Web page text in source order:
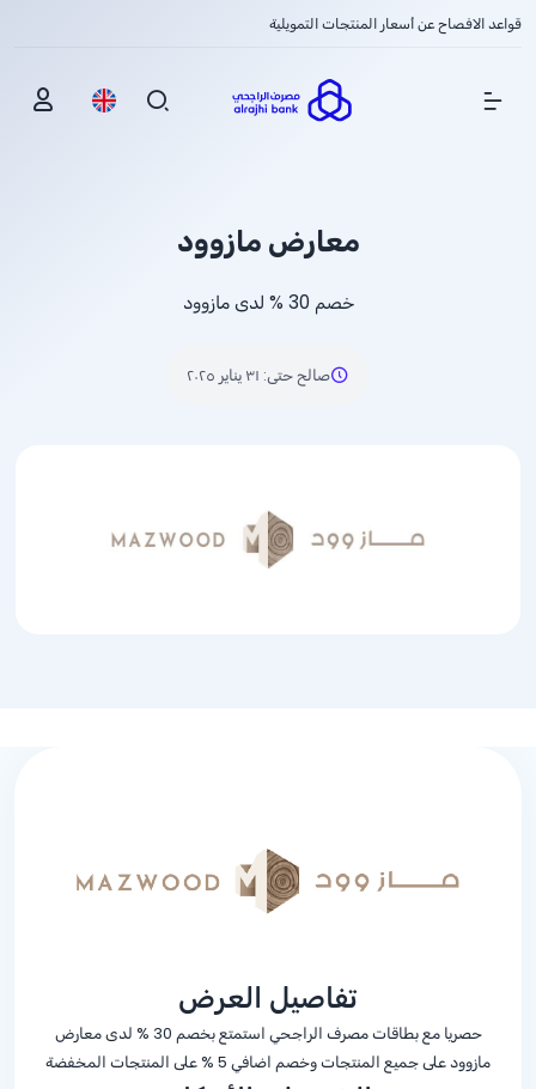
قواعد الافصاح عن أسعار المنتجات التمويلية
Show Menu
معارض مازوود
خصم % 30 لدى مازوود
صالح حتى: ٣١ يناير ٢٠٢٥
تفاصيل العرض
حصريا مع بطاقات مصرف الراجحي استمتع بخصم % 30 لدى معارض
مازوود على جميع المنتجات وخصم اضافي % 5 على المنتجات المخفضة